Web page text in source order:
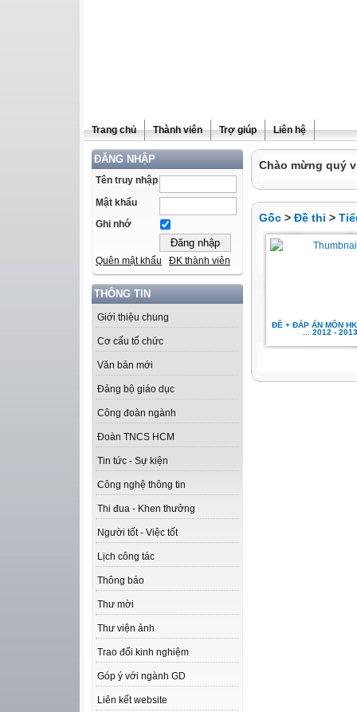
Trang chủ Thành viên Trợ giúp Liên hệ
ĐĂNG NHẬP
Tên truy nhập
Mật khẩu
Ghi nhớ
Quên mật khẩu ĐK thành viên
THÔNG TIN
Giới thiệu chung
Cơ cấu tổ chức
Văn bản mới
Đảng bộ giáo dục
Công đoàn ngành
Đoàn TNCS HCM
Tin tức - Sự kiện
Công nghệ thông tin
Thi đua - Khen thưởng
Người tốt - Việc tốt
Lịch công tác
Thông báo
Thư mời
Thư viện ảnh
Trao đổi kinh nghiệm
Góp ý với ngành GD
Liên kết website
Chào mừng quý
Gốc > Đề thi >
ĐỀ + ĐÁP ÁN MÔN
... 2012 - 2013